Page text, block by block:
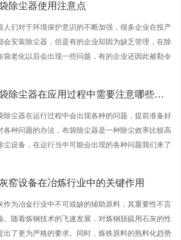
除尘器使用注意点
人们对于环境保护意识的不断加强，很多企业在投产
会安装除尘器，但是有的企业却因为缺乏管理，在除
袋老化以后会出现一些问题，有的企业还因此被勒令
布袋除尘器在应用过程中需要注意哪些问题
除尘器在运行过程中会出现各种的问题，提前准备好
各种问题的办法，布袋除尘器是一种除尘效率比较高
尘设备，在运行当中可能会出现的各种问题我们来了
窑设备在冶炼行业中的关键作用
作为冶金行业中不可或缺的辅助原料，其重要性不言
。随着炼钢技术的飞速发展，对炼钢脱硫用石灰的性
出了更为严格的要求。同时，炼铁原料的熟料化趋势